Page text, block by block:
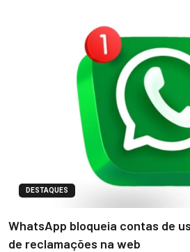
DESTAQUES
WhatsApp bloqueia contas de
de reclamações na web